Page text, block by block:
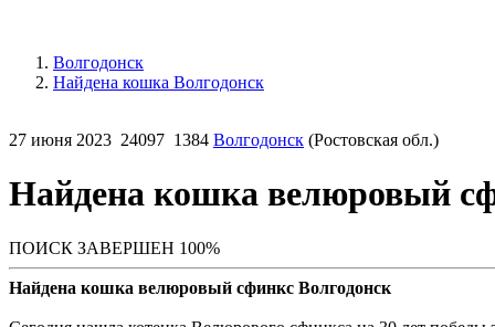
Волгодонск
Найдена кошка Волгодонск
27 июня 2023 24097 1384 Волгодонск (Ростовская обл.)
Найдена кошка велюровый
ПОИСК ЗАВЕРШЕН 100%
Найдена кошка велюровый сфинкс Волгодонск